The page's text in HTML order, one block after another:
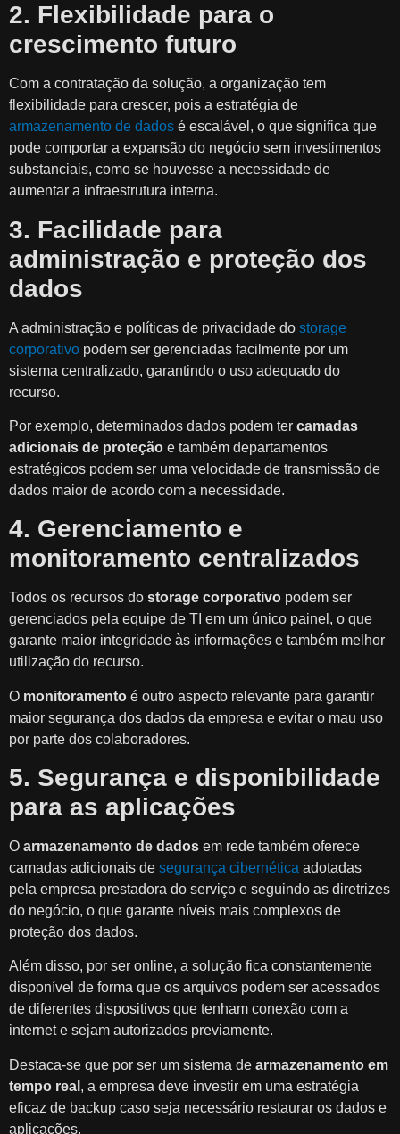
2. Flexibilidade para o
crescimento futuro
Com a contratação da solução, a organização tem
flexibilidade para crescer, pois a estratégia de
armazenamento de dados é escalável, o que significa que
pode comportar a expansão do negócio sem investimentos
substanciais, como se houvesse a necessidade de
aumentar a infraestrutura interna.
3. Facilidade para
administração e proteção dos
dados
A administração e políticas de privacidade do storage
corporativo podem ser gerenciadas facilmente por um
sistema centralizado, garantindo o uso adequado do
recurso.
Por exemplo, determinados dados podem ter camadas
adicionais de proteção e também departamentos
estratégicos podem ser uma velocidade de transmissão de
dados maior de acordo com a necessidade.
4. Gerenciamento e
monitoramento centralizados
Todos os recursos do storage corporativo podem ser
gerenciados pela equipe de TI em um único painel, o que
garante maior integridade às informações e também melhor
utilização do recurso.
O monitoramento é outro aspecto relevante para garantir
maior segurança dos dados da empresa e evitar o mau uso
por parte dos colaboradores.
5. Segurança e disponibilidade
para as aplicações
O armazenamento de dados em rede também oferece
camadas adicionais de segurança cibernética adotadas
pela empresa prestadora do serviço e seguindo as diretrizes
do negócio, o que garante níveis mais complexos de
proteção dos dados.
Além disso, por ser online, a solução fica constantemente
disponível de forma que os arquivos podem ser acessados
de diferentes dispositivos que tenham conexão com a
internet e sejam autorizados previamente.
Destaca-se que por ser um sistema de armazenamento em
tempo real , a empresa deve investir em uma estratégia
eficaz de backup caso seja necessário restaurar os dados e
aplicações.